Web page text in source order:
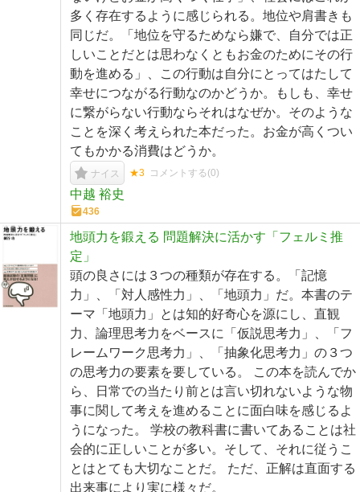
多く存在するように感じられる。地位や肩書きも
同じだ。「地位を守るためなら嫌で、自分では正
しいことだとは思わなくともお金のためにその行
動を進める」、この行動は自分にとってはたして
幸せにつながる行動なのかどうか。もしも、幸せ
に繋がらない行動ならそれはなぜか。そのような
ことを深く考えられた本だった。お金が高くつい
てもかかる消費はどうか。
ナイス ★3 コメントする(0)
中越 裕史
436
地頭力を鍛える 問題解決に活かす「フェルミ推
定」
頭の良さには３つの種類が存在する。「記憶
力」、「対人感性力」、「地頭力」だ。本書のテ
ーマ「地頭力」とは知的好奇心を源にし、直観
力、論理思考力をベースに「仮説思考力」、「フ
レームワーク思考力」、「抽象化思考力」の３つ
の思考力の要素を要している。 この本を読んでか
ら、日常での当たり前とは言い切れないような物
事に関して考えを進めることに面白味を感じるよ
うになった。 学校の教科書に書いてあることは社
会的に正しいことが多い。そして、それに従うこ
とはとても大切なことだ。 ただ、正解は直面する
出来事により実に様々だ。